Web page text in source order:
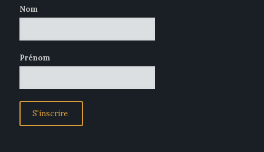
Nom
Prénom